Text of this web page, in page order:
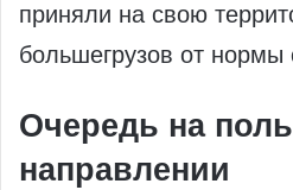
приняли на свою
большегрузов от нормы
Очередь на
направлении